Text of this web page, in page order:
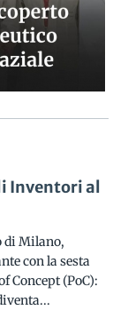
Inventori al
di Milano,
con la sesta
Concept (PoC):